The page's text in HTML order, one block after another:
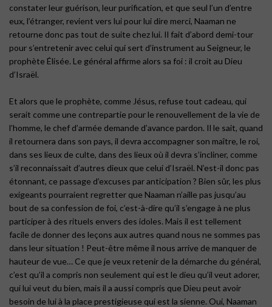
constater leur guérison, leur purification, et que seul l’un d’entre
eux, l’étranger, revient vers lui pour lui dire merci, Naaman ne
retourne donc pas tout de suite chez lui. Il fait d’abord demi-tour
pour s’entretenir avec celui qui sert d’instrument au Seigneur, le
prophète Élisée. Le général affirme alors sa foi : il croit au Dieu
d’Israël.
Et alors que le prophète, comme Jésus, refuse tout cadeau, qui
serait comme une contrepartie pour le renouvellement de la vie de
l’homme, le chef d’armée demande d’avance pardon. Il le sait, quand
il retournera dans son pays, il devra accompagner son maître, le roi,
dans ses lieux de culte, dans des lieux où il devra s’incliner, comme
s’il reconnaissait d’autres dieux que celui d’Israël. N’est-il donc pas
étonnant, ce passage d’excuses par anticipation ? Bien sûr, les plus
exigeants pourraient regretter que Naaman n’aille pas jusqu’au
bout de sa confession de foi, c’est-à-dire qu’il s’engage à ne plus
participer à des rituels envers des idoles. Mais il est tellement
facile de donner des leçons aux autres quand nous ne sommes pas
dans leur situation ! Peut-être même il nous arrive de manquer de
hauteur de vue… Ce que je veux retenir de la démarche du général,
c’est qu’il a compris non seulement qui est le dieu qu’il veut adorer,
qui lui veut du bien, mais il a aussi compris que Dieu peut avoir
besoin de lui à la place prestigieuse qui est la sienne. Oui, Naaman